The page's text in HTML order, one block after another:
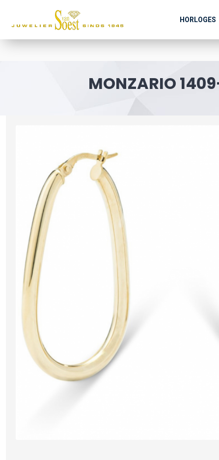
HORLOGES
MONZARIO